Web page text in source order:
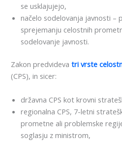
se usklajujejo,
načelo sodelovanja javnosti –
sprejemanju celostnih
sodelovanje javnosti.
Zakon predvidevatri vrste
(CPS), in sicer:
državna CPS kot krovni
regionalna CPS, 7-letni
prometne ali problemske
soglasju z ministrom,